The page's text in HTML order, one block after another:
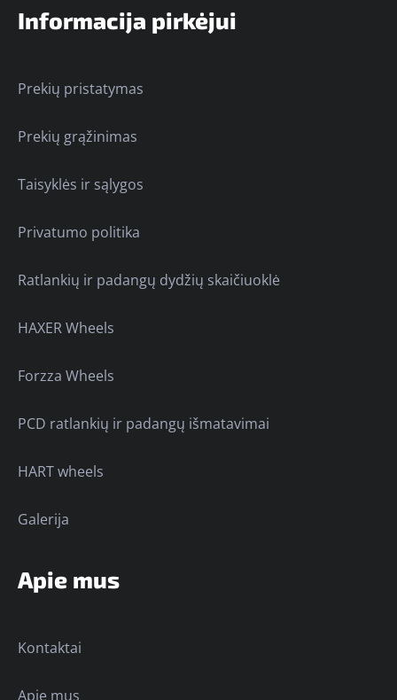
Informacija pirkėjui
Prekių pristatymas
Prekių grąžinimas
Taisyklės ir sąlygos
Privatumo politika
Ratlankių ir padangų dydžių skaičiuoklė
HAXER Wheels
Forzza Wheels
PCD ratlankių ir padangų išmatavimai
HART wheels
Galerija
Apie mus
Kontaktai
Apie mus